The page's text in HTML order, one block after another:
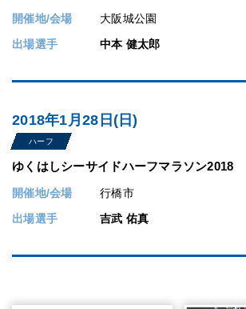
開催地/会場
大阪城公園
出場選手
中本 健太郎
2018年1月28日(日)
ハーフ
ゆくはしシーサイドハーフマラソン2018
開催地/会場
行橋市
出場選手
吉武 佑真